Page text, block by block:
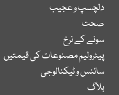
دلچسپ و عجیب
صحت
سونے کے نرخ
پیٹرولیم مصنوعات کی قیمتیں
سائنس و ٹیکنالوجی
بلاگ